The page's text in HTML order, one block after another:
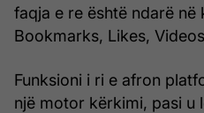
faqja e re është ndarë në
Bookmarks, Likes,
Funksioni i ri e afron
një motor kërkimi, pasi u